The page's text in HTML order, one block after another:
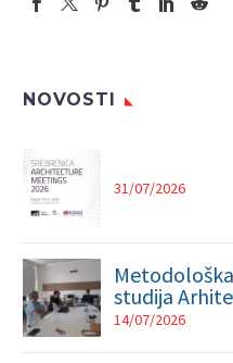
NOVOSTI
31/07/2026
studija
14/07/2026